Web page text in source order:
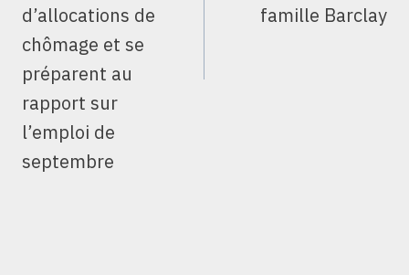
d’allocations de
chômage et se
préparent au
rapport sur
l’emploi de
septembre
famille Barclay